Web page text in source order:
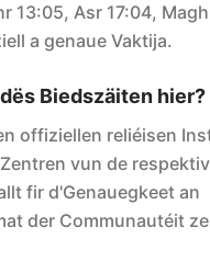
13:05, Asr 17:04,
a genaue Vaktija.
Biedszäiten hier?
offiziellen reliéisen
vun de
fir d'Genauegkeet an
der Communautéit ze